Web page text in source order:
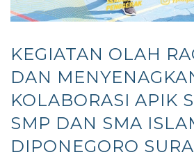
KEGIATAN OLAH
DAN
KOLABORASI APIK
SMP DAN SMA
DIPONEGORO